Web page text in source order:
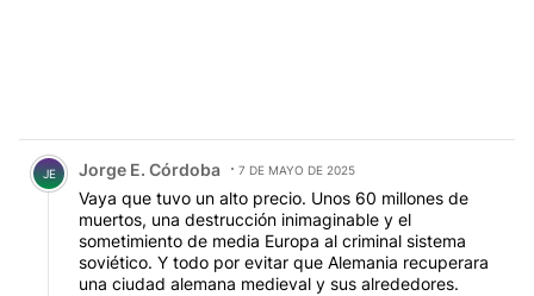
Comentario de Jorge E. Córdoba.
JE Jorge E. Córdoba 7 DE MAYO DE 2025
Vaya que tuvo un alto precio. Unos 60 millones de
muertos, una destrucción inimaginable y el
sometimiento de media Europa al criminal sistema
soviético. Y todo por evitar que Alemania recuperara
una ciudad alemana medieval y sus alrededores.